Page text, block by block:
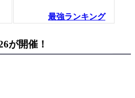
最強ランキング
が開催！